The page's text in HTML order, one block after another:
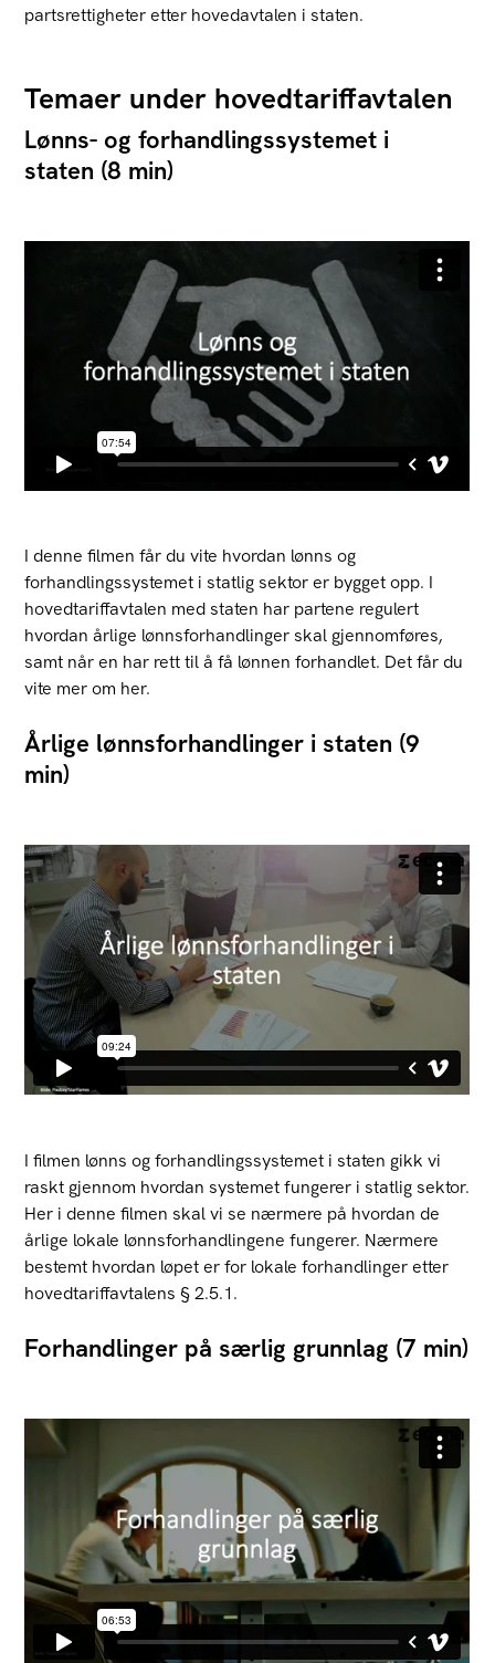
partsrettigheter etter hovedavtalen i staten.
Temaer under hovedtariffavtalen
Lønns- og forhandlingssystemet i
staten (8 min)
I denne filmen får du vite hvordan lønns og
forhandlingssystemet i statlig sektor er bygget opp. I
hovedtariffavtalen med staten har partene regulert
hvordan årlige lønnsforhandlinger skal gjennomføres,
samt når en har rett til å få lønnen forhandlet. Det får du
vite mer om her.
Årlige lønnsforhandlinger i staten (9
min)
I filmen lønns og forhandlingssystemet i staten gikk vi
raskt gjennom hvordan systemet fungerer i statlig sektor.
Her i denne filmen skal vi se nærmere på hvordan de
årlige lokale lønnsforhandlingene fungerer. Nærmere
bestemt hvordan løpet er for lokale forhandlinger etter
hovedtariffavtalens § 2.5.1.
Forhandlinger på særlig grunnlag (7 min)